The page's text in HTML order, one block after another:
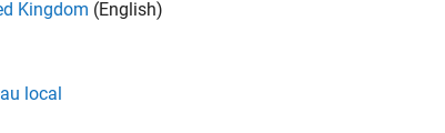
Rejoignez notre Talent
Recevez des alertes pour des
personnalisées, des articles et des
Kingdom (English)
local